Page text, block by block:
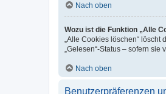
Nach oben
Wozu ist die Funktion „Alle
„Alle Cookies löschen“
„Gelesen“-Status – sofern
Nach oben
Benutzerpräferenzen